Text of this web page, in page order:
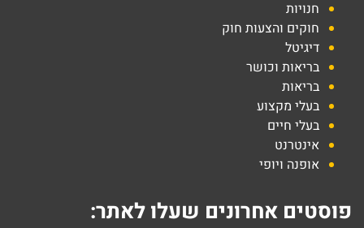
חנויות
חוקים והצעות חוק
דיגיטל
בריאות וכושר
בריאות
בעלי מקצוע
בעלי חיים
אינטרנט
אופנה ויופי
פוסטים אחרונים שעלו לאתר: